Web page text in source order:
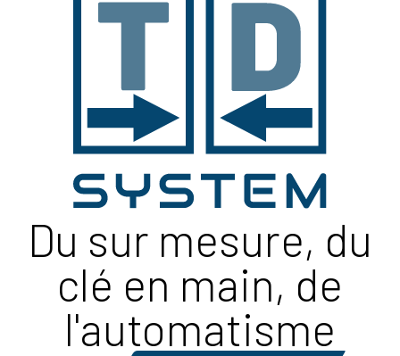
Du sur mesure, du
clé en main, de
l'automatisme